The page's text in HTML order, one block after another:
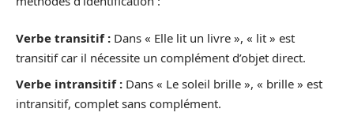
Verbe transitif : Dans « Elle lit un livre », « lit » est
transitif car il nécessite un complément d’objet direct.
Verbe intransitif : Dans « Le soleil brille », « brille » est
intransitif, complet sans complément.